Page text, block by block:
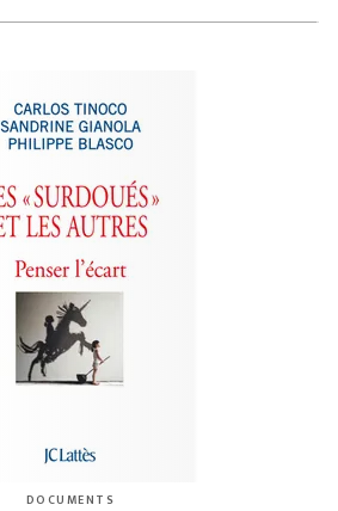
DOCUMENTS